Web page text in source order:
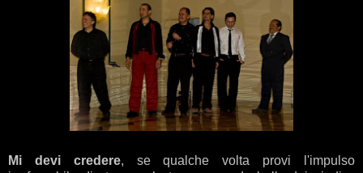
Mi devi credere, se qualche volta provi l'impulso